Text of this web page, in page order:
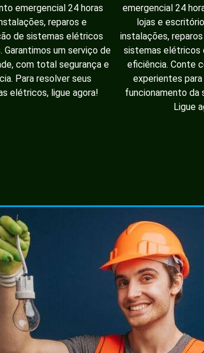
emergencial 24 horas
reparos e
de sistemas elétricos
Garantimos um serviço de
com total segurança e
Para resolver seus
elétricos, ligue agora!
emergencial 24
lojas e
instalações,
sistemas elétricos
eficiência. Conte
experientes
funcionamento da
Ligue